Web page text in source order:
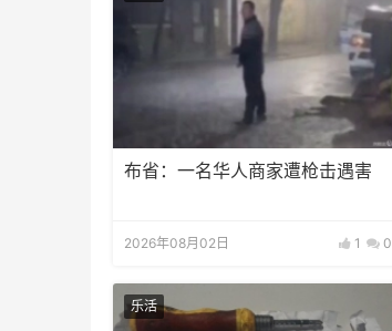
布省：一名华人商家遭枪击遇害
2026年08月02日 1 0
乐活